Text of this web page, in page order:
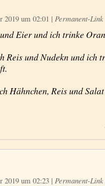
2019 um 02:01 | Permanent-Link
Eier und ich trinke
Reis und Nudekn und ich
Hähnchen, Reis und
2019 um 02:23 | Permanent-Link